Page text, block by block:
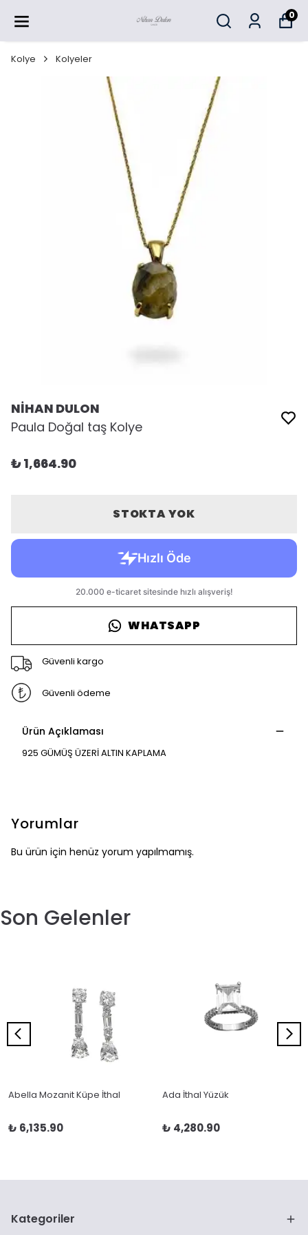
0
Kolye Kolyeler
NİHAN DULON
Paula Doğal taş Kolye
₺ 1,664.90
STOKTA YOK
WHATSAPP
Güvenli kargo
Güvenli ödeme
Ürün Açıklaması
925 GÜMÜŞ ÜZERİ ALTIN KAPLAMA
Yorumlar
Bu ürün için henüz yorum yapılmamış.
Son Gelenler
Abella Mozanit Küpe İthal
₺ 6,135.90
Ada İthal Yüzük
₺ 4,280.90
Kategoriler